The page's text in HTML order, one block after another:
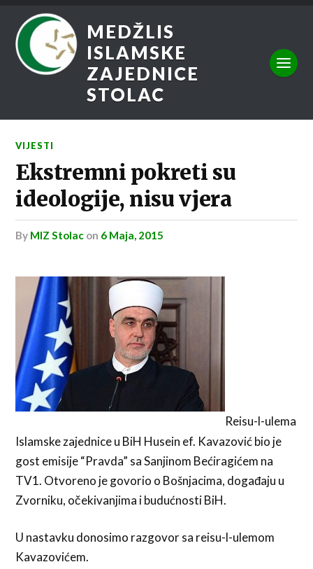
MEDŽLIS
ISLAMSKE
ZAJEDNICE
STOLAC
VIJESTI
Ekstremni pokreti su
ideologije, nisu vjera
by MIZ Stolac on 6 Maja, 2015
Reisu-l-ulema
Islamske zajednice u BiH Husein ef. Kavazović bio je
gost emisije “Pravda” sa Sanjinom Bećiragićem na
TV1. Otvoreno je govorio o Bošnjacima, događaju u
Zvorniku, očekivanjima i budućnosti BiH.
U nastavku donosimo razgovor sa reisu-l-ulemom
Kavazovićem.